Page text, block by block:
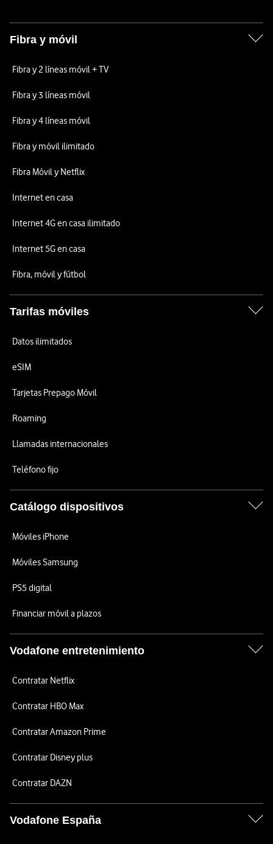
Fibra y móvil
Fibra y 2 líneas móvil + TV
Fibra y 3 líneas móvil
Fibra y 4 líneas móvil
Fibra y móvil ilimitado
Fibra Móvil y Netflix
Internet en casa
Internet 4G en casa ilimitado
Internet 5G en casa
Fibra, móvil y fútbol
Tarifas móviles
Datos ilimitados
eSIM
Tarjetas Prepago Móvil
Roaming
Llamadas internacionales
Teléfono fijo
Catálogo dispositivos
Móviles iPhone
Móviles Samsung
PS5 digital
Financiar móvil a plazos
Vodafone entretenimiento
Contratar Netflix
Contratar HBO Max
Contratar Amazon Prime
Contratar Disney plus
Contratar DAZN
Vodafone España